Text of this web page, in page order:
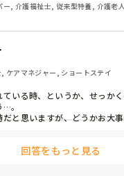
ー, 介護福祉士, 従来型特養, 介護老
ケアマネジャー, ショートステイ
いる時、というか、せっか
。
だと思いますが、どうかお大
回答をもっと見る